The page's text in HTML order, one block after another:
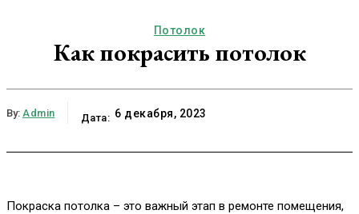
Потолок
Как покрасить потолок
By: Admin Дата: 6 декабря, 2023
Покраска потолка – это важный этап в ремонте помещения,